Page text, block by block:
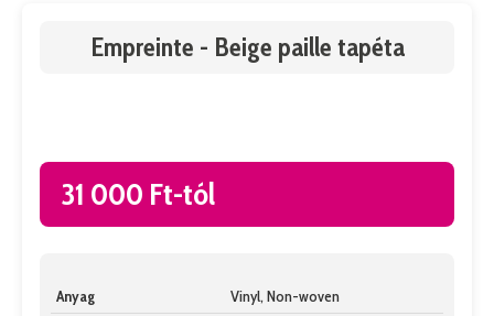
Empreinte - Beige paille tapéta
31 000 Ft-tól
Anyag
Vinyl, Non-woven